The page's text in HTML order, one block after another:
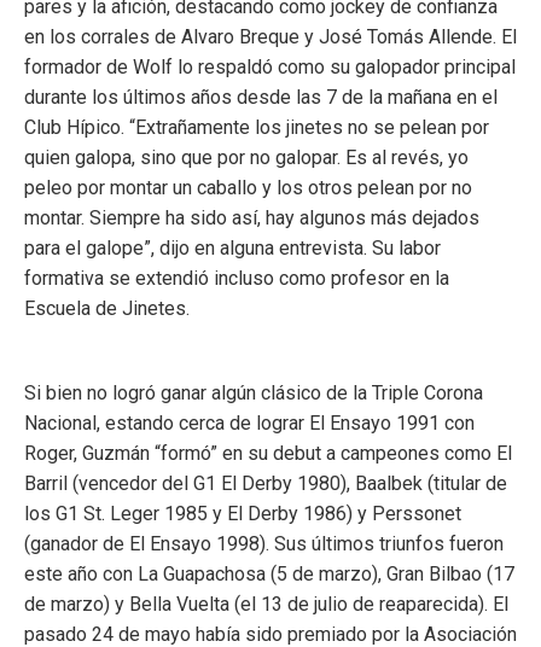
pares y la afición, destacando como jockey de confianza
en los corrales de Alvaro Breque y José Tomás Allende. El
formador de Wolf lo respaldó como su galopador principal
durante los últimos años desde las 7 de la mañana en el
Club Hípico. “Extrañamente los jinetes no se pelean por
quien galopa, sino que por no galopar. Es al revés, yo
peleo por montar un caballo y los otros pelean por no
montar. Siempre ha sido así, hay algunos más dejados
para el galope”, dijo en alguna entrevista. Su labor
formativa se extendió incluso como profesor en la
Escuela de Jinetes.
Si bien no logró ganar algún clásico de la Triple Corona
Nacional, estando cerca de lograr El Ensayo 1991 con
Roger, Guzmán “formó” en su debut a campeones como El
Barril (vencedor del G1 El Derby 1980), Baalbek (titular de
los G1 St. Leger 1985 y El Derby 1986) y Perssonet
(ganador de El Ensayo 1998). Sus últimos triunfos fueron
este año con La Guapachosa (5 de marzo), Gran Bilbao (17
de marzo) y Bella Vuelta (el 13 de julio de reaparecida). El
pasado 24 de mayo había sido premiado por la Asociación